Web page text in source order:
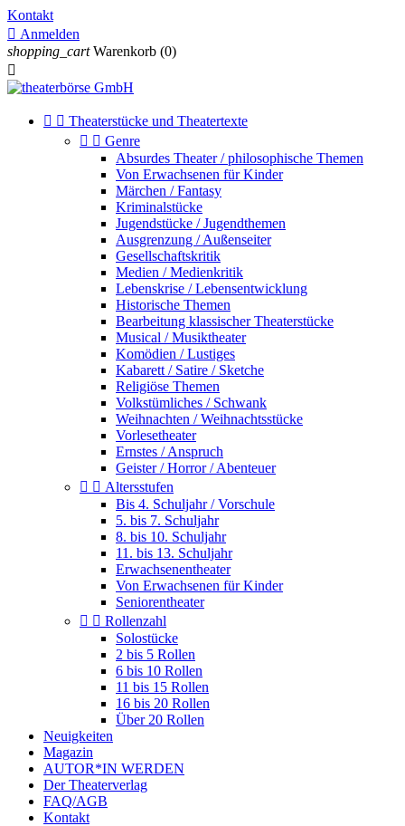
Kontakt
 Anmelden
shopping_cart Warenkorb (0)

  Theaterstücke und Theatertexte
  Genre
Absurdes Theater / philosophische Themen
Von Erwachsenen für Kinder
Märchen / Fantasy
Kriminalstücke
Jugendstücke / Jugendthemen
Ausgrenzung / Außenseiter
Gesellschaftskritik
Medien / Medienkritik
Lebenskrise / Lebensentwicklung
Historische Themen
Bearbeitung klassischer Theaterstücke
Musical / Musiktheater
Komödien / Lustiges
Kabarett / Satire / Sketche
Religiöse Themen
Volkstümliches / Schwank
Weihnachten / Weihnachtsstücke
Vorlesetheater
Ernstes / Anspruch
Geister / Horror / Abenteuer
  Altersstufen
Bis 4. Schuljahr / Vorschule
5. bis 7. Schuljahr
8. bis 10. Schuljahr
11. bis 13. Schuljahr
Erwachsenentheater
Von Erwachsenen für Kinder
Seniorentheater
  Rollenzahl
Solostücke
2 bis 5 Rollen
6 bis 10 Rollen
11 bis 15 Rollen
16 bis 20 Rollen
Über 20 Rollen
Neuigkeiten
Magazin
AUTOR*IN WERDEN
Der Theaterverlag
FAQ/AGB
Kontakt